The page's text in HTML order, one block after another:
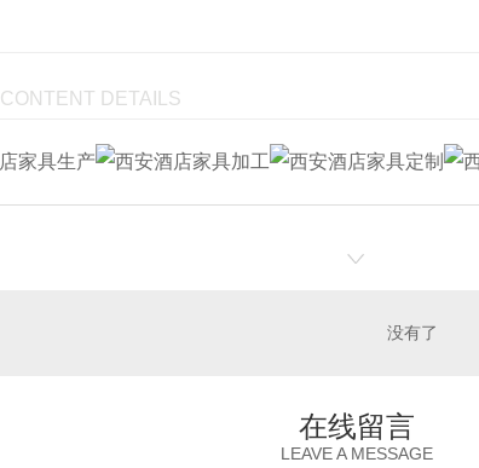
CONTENT DETAILS
没有了
在线留言
LEAVE A MESSAGE